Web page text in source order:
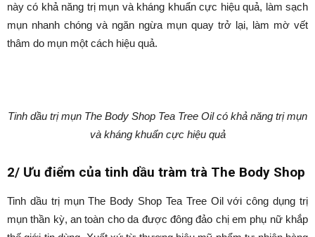
này có khả năng trị mụn và kháng khuẩn cực hiệu quả, làm sạch
mụn nhanh chóng và ngăn ngừa mụn quay trở lại, làm mờ vết
thâm do mụn một cách hiệu quả.
Tinh dầu trị mụn The Body Shop Tea Tree Oil có khả năng trị mụn
và kháng khuẩn cực hiệu quả
2/ Ưu điểm của tinh dầu tràm trà The Body Shop
Tinh dầu trị mụn The Body Shop Tea Tree Oil với công dụng trị
mụn thần kỳ, an toàn cho da được đông đảo chị em phụ nữ khắp